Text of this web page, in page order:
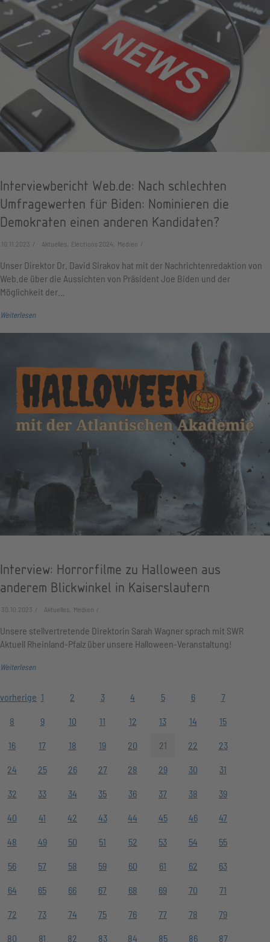
Interviewbericht Web.de: Nach schlechten
Umfragewerten für Biden: Nominieren die
Demokraten einen anderen Kandidaten?
10.11.2023 Aktuelles, Elections 2024, Medien
Unser Direktor Dr. David Sirakov hat mit der Nachrichtenredaktion von
Web.de über die Aussichten von Präsident Joe Biden und der
Möglichkeit der…
Weiterlesen
Interview: Horrorfilme zu Halloween aus
anderem Blickwinkel in Kaiserslautern
30.10.2023 Aktuelles, Medien
Unsere stellvertretende Direktorin Sarah Wagner sprach mit SWR
Aktuell Rheinland-Pfalz über unsere Halloween-Veranstaltung!
Weiterlesen
vorherige 1 2 3 4 5 6 7
8 9 10 11 12 13 14 15
16 17 18 19 20 21 22 23
24 25 26 27 28 29 30 31
32 33 34 35 36 37 38 39
40 41 42 43 44 45 46 47
48 49 50 51 52 53 54 55
56 57 58 59 60 61 62 63
64 65 66 67 68 69 70 71
72 73 74 75 76 77 78 79
80 81 82 83 84 85 86 87